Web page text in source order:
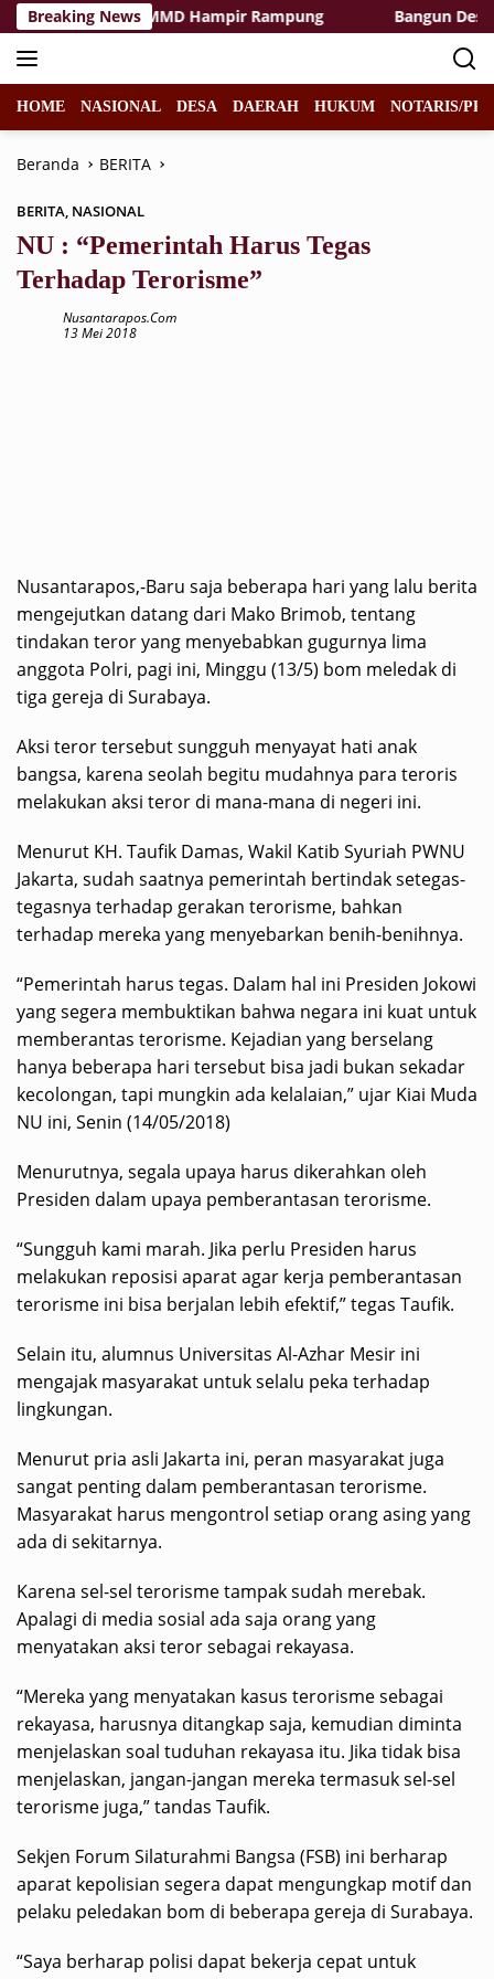
Langsung
ke
konten
Breaking News
Rest Area TMMD Hampir Rampung Bangun Desa
HOME NASIONAL DESA DAERAH HUKUM NOTARIS/
Beranda BERITA
BERITA, NASIONAL
NU : “Pemerintah Harus Tegas
Terhadap Terorisme”
Nusantarapos.com
13 Mei 2018
Nusantarapos,-Baru saja beberapa hari yang lalu berita
mengejutkan datang dari Mako Brimob, tentang
tindakan teror yang menyebabkan gugurnya lima
anggota Polri, pagi ini, Minggu (13/5) bom meledak di
tiga gereja di Surabaya.
Aksi teror tersebut sungguh menyayat hati anak
bangsa, karena seolah begitu mudahnya para teroris
melakukan aksi teror di mana-mana di negeri ini.
Menurut KH. Taufik Damas, Wakil Katib Syuriah PWNU
Jakarta, sudah saatnya pemerintah bertindak setegas-
tegasnya terhadap gerakan terorisme, bahkan
terhadap mereka yang menyebarkan benih-benihnya.
“Pemerintah harus tegas. Dalam hal ini Presiden Jokowi
yang segera membuktikan bahwa negara ini kuat untuk
memberantas terorisme. Kejadian yang berselang
hanya beberapa hari tersebut bisa jadi bukan sekadar
kecolongan, tapi mungkin ada kelalaian,” ujar Kiai Muda
NU ini, Senin (14/05/2018)
Menurutnya, segala upaya harus dikerahkan oleh
Presiden dalam upaya pemberantasan terorisme.
“Sungguh kami marah. Jika perlu Presiden harus
melakukan reposisi aparat agar kerja pemberantasan
terorisme ini bisa berjalan lebih efektif,” tegas Taufik.
Selain itu, alumnus Universitas Al-Azhar Mesir ini
mengajak masyarakat untuk selalu peka terhadap
lingkungan.
Menurut pria asli Jakarta ini, peran masyarakat juga
sangat penting dalam pemberantasan terorisme.
Masyarakat harus mengontrol setiap orang asing yang
ada di sekitarnya.
Karena sel-sel terorisme tampak sudah merebak.
Apalagi di media sosial ada saja orang yang
menyatakan aksi teror sebagai rekayasa.
“Mereka yang menyatakan kasus terorisme sebagai
rekayasa, harusnya ditangkap saja, kemudian diminta
menjelaskan soal tuduhan rekayasa itu. Jika tidak bisa
menjelaskan, jangan-jangan mereka termasuk sel-sel
terorisme juga,” tandas Taufik.
Sekjen Forum Silaturahmi Bangsa (FSB) ini berharap
aparat kepolisian segera dapat mengungkap motif dan
pelaku peledakan bom di beberapa gereja di Surabaya.
“Saya berharap polisi dapat bekerja cepat untuk